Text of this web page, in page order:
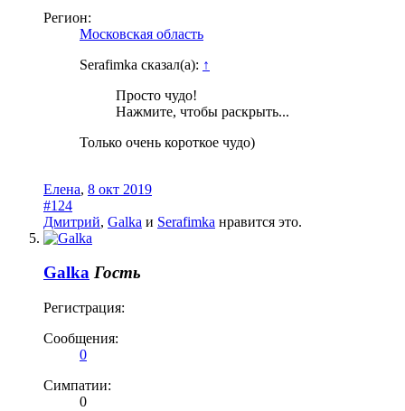
Регион:
Московская область
Serafimka сказал(а): ↑
Просто чудо!
Нажмите, чтобы раскрыть...
Только очень короткое чудо)
Елена, 8 окт 2019
#124
Дмитрий, Galka и Serafimka нравится это.
Galka Гость
Регистрация:
Сообщения:
0
Симпатии:
0